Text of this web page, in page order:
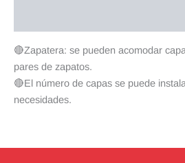
🔴Zapatera: se pueden acomodar
pares de zapatos.
🔴El número de capas se puede
necesidades.